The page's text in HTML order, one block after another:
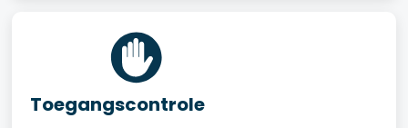
Toegangscontrole